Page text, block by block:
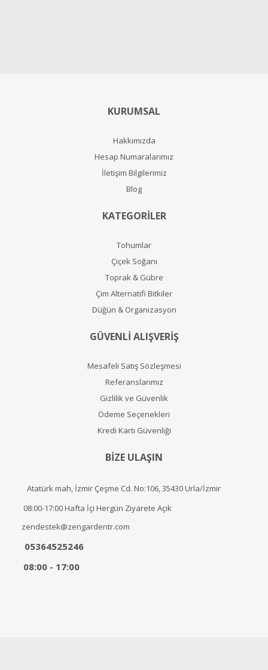
KURUMSAL
Hakkımızda
Hesap Numaralarımız
İletişim Bilgilerimiz
Blog
KATEGORİLER
Tohumlar
Çiçek Soğanı
Toprak & Gübre
Çim Alternatifi Bitkiler
Düğün & Organizasyon
GÜVENLİ ALIŞVERİŞ
Mesafeli Satış Sözleşmesi
Referanslarımız
Gizlilik ve Güvenlik
Ödeme Seçenekleri
Kredi Kartı Güvenliği
BİZE ULAŞIN
Atatürk mah, İzmir Çeşme Cd. No:106, 35430 Urla/İzmir
08:00-17:00 Hafta İçi Hergün Ziyarete Açık
zendestek@zengardentr.com
05364525246
08:00 - 17:00